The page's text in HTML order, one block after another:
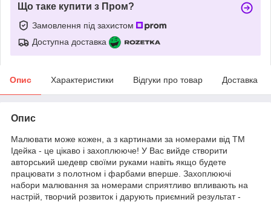
Що таке купити з Пром?
Замовлення під захистом
Доступна доставка
Опис Характеристики Відгуки про товар Доставка
Опис
Малювати може кожен, а з картинами за номерами від ТМ
Ідейка - це цікаво і захоплююче! У Вас вийде створити
авторський шедевр своїми руками навіть якщо будете
працювати з полотном і фарбами вперше. Захоплюючі
набори малювання за номерами сприятливо впливають на
настрій, творчий розвиток і дарують приємний результат -